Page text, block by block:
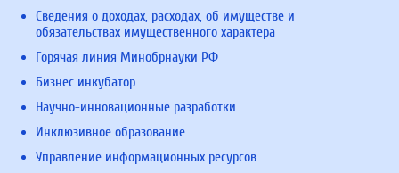
Сведения о доходах, расходах, об имуществе и
обязательствах имущественного характера
Горячая линия Минобрнауки РФ
Бизнес инкубатор
Научно-инновационные разработки
Инклюзивное образование
Управление информационных ресурсов